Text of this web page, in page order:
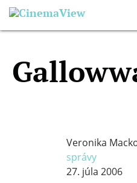
Veronika
správy
27. júla 2006